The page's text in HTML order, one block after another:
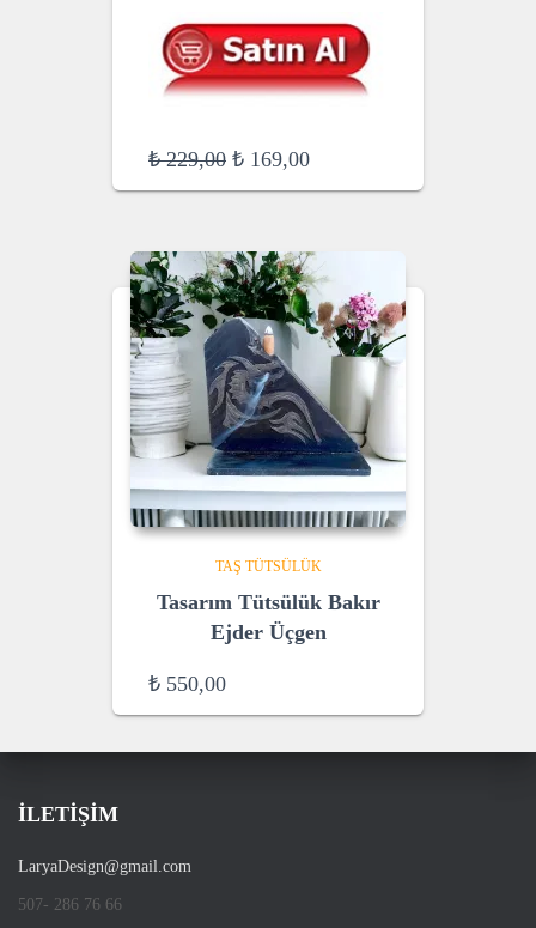
₺229,00 Original
₺ 169,00Current
TAŞ TÜTSÜLÜK
Tasarım Tütsülük Bakır
Ejder Üçgen
₺ 550,00
İLETİŞİM
LaryaDesign@gmail.com
507- 286 76 66